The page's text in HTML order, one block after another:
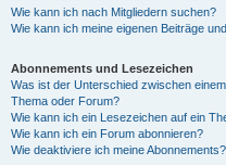
Wie kann ich nach Mitgliedern suchen?
Wie kann ich meine eigenen Beiträge
Abonnements und Lesezeichen
Was ist der Unterschied zwischen
Thema oder Forum?
Wie kann ich ein Lesezeichen auf ein
Wie kann ich ein Forum abonnieren?
Wie deaktiviere ich meine Abonnements?